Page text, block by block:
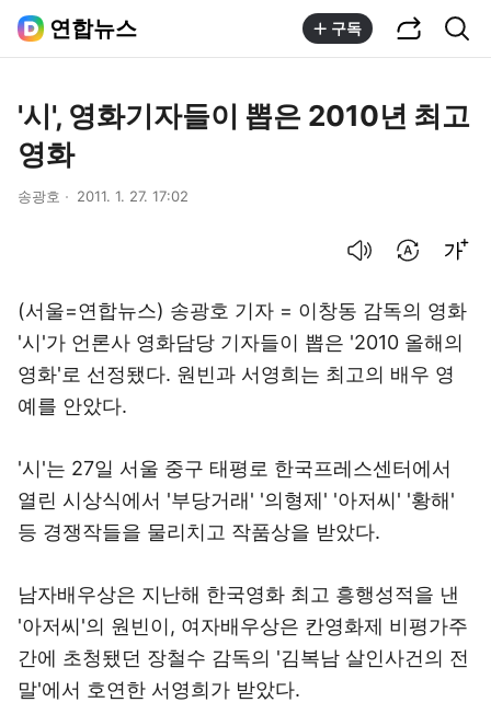
연합뉴스 구독
'시', 영화기자들이 뽑은 2010년 최고
영화
송광호 2011. 1. 27. 17:02
(서울=연합뉴스) 송광호 기자 = 이창동 감독의 영화
'시'가 언론사 영화담당 기자들이 뽑은 '2010 올해의
영화'로 선정됐다. 원빈과 서영희는 최고의 배우 영
예를 안았다.
'시'는 27일 서울 중구 태평로 한국프레스센터에서
열린 시상식에서 '부당거래' '의형제' '아저씨' '황해'
등 경쟁작들을 물리치고 작품상을 받았다.
남자배우상은 지난해 한국영화 최고 흥행성적을 낸
'아저씨'의 원빈이, 여자배우상은 칸영화제 비평가주
간에 초청됐던 장철수 감독의 '김복남 살인사건의 전
말'에서 호연한 서영희가 받았다.